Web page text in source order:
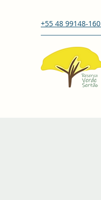
+55 48 99148-